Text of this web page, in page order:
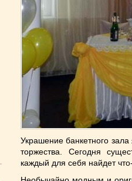
Украшение банкетного
торжества. Сегодня
каждый для себя найдет что-